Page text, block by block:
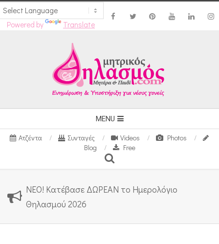
Powered by Translate
Navigation
Menu
MENU
Ατζέντα Συνταγές Videos
Photos
Blog
Free
Search
ΝΕΟ! Κατέβασε ΔΩΡΕΑΝ το Ημερολόγιο
Θηλασμού 2026